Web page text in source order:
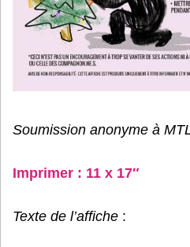
Soumission anonyme à
Imprimer : 11 x 17″
Texte de l’affiche :